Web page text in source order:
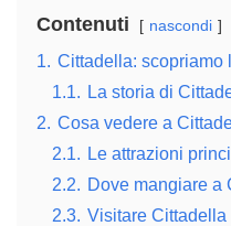
Contenuti nascondi
1. Cittadella: scopriamo
1.1. La storia di
2. Cosa vedere a
2.1. Le attrazioni
2.2. Dove mangiare a
2.3. Visitare Cittadella